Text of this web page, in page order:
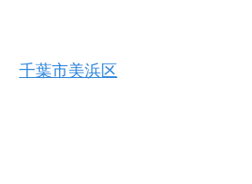
千葉市美浜区